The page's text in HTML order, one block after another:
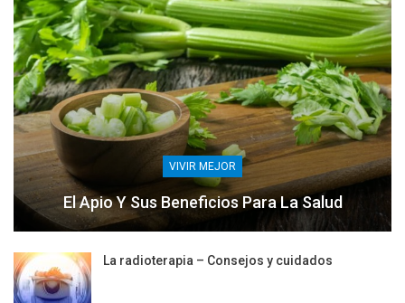
VIVIR MEJOR
El Apio Y Sus Beneficios Para La Salud
La radioterapia – Consejos y cuidados